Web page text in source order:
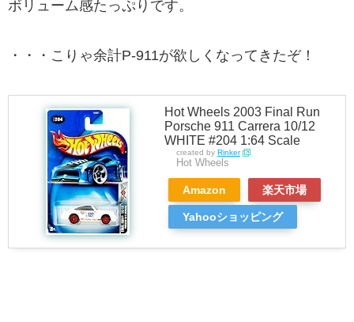
ボリューム感たっぷりです。
・・・こりゃ余計P-911が欲しくなってきたぞ！
Hot Wheels 2003 Final Run
Porsche 911 Carrera 10/12
WHITE #204 1:64 Scale
created by Rinker
Hot Wheels
Amazon 楽天市場
Yahooショッピング